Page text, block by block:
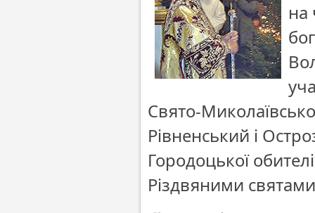
на
Свято-
Рівненський і
Городоцької
Різдвяними